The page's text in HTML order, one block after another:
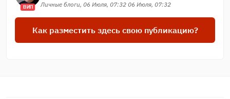
ВИП
Личные блоги, 06 Июля, 07:32 06 Июля, 07:32
Как разместить здесь свою публикацию?